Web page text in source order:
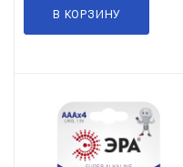
В КОРЗИНУ